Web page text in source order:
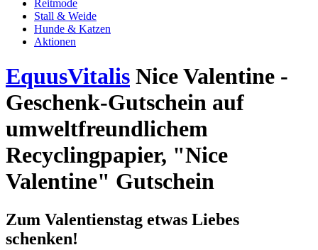
Reitmode
Stall & Weide
Hunde & Katzen
Aktionen
EquusVitalis Nice Valentine -
Geschenk-Gutschein auf
umweltfreundlichem
Recyclingpapier, "Nice
Valentine" Gutschein
Zum Valentienstag etwas Liebes
schenken!